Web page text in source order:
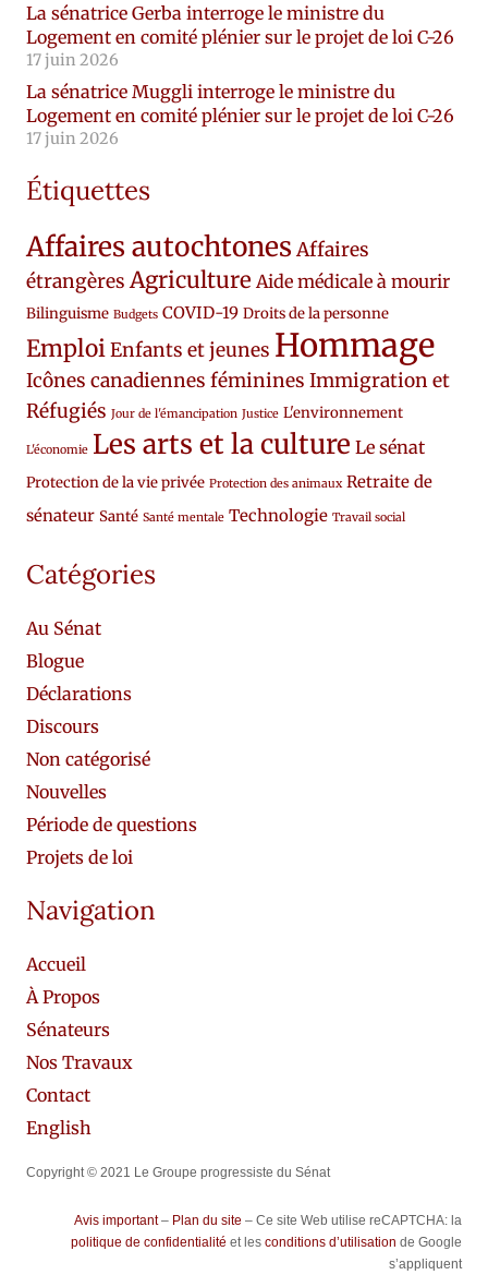
La sénatrice Gerba interroge le ministre du
Logement en comité plénier sur le projet de loi C-26
17 juin 2026
La sénatrice Muggli interroge le ministre du
Logement en comité plénier sur le projet de loi C-26
17 juin 2026
Étiquettes
Affaires autochtones Affaires
étrangères Agriculture Aide médicale à mourir
Bilinguisme Budgets COVID-19 Droits de la personne
EmploiEnfants et jeunes Hommage
Icônes canadiennes féminines Immigration et
Réfugiés Jour de l'émancipation Justice L'environnement
L'économie Les arts et la culture Le sénat
Protection de la vie privée Protection des animaux Retraite de
sénateur Santé Santé mentale Technologie Travail social
Catégories
Au Sénat
Blogue
Déclarations
Discours
Non catégorisé
Nouvelles
Période de questions
Projets de loi
Navigation
Accueil
À Propos
Sénateurs
Nos Travaux
Contact
English
Copyright © 2021 Le Groupe progressiste du Sénat
Avis important– Plan du site – Ce site Web utilise reCAPTCHA: la
politique de confidentialité et les conditions d’utilisation de Google
s’appliquent